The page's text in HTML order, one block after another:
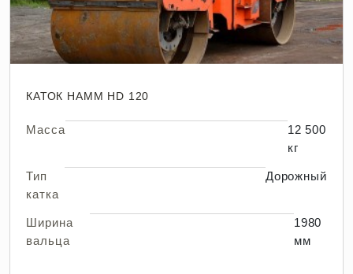
КАТОК HAMM HD 120
Масса
12 500
кг
Тип
катка
Дорожный
Ширина
вальца
1980
мм